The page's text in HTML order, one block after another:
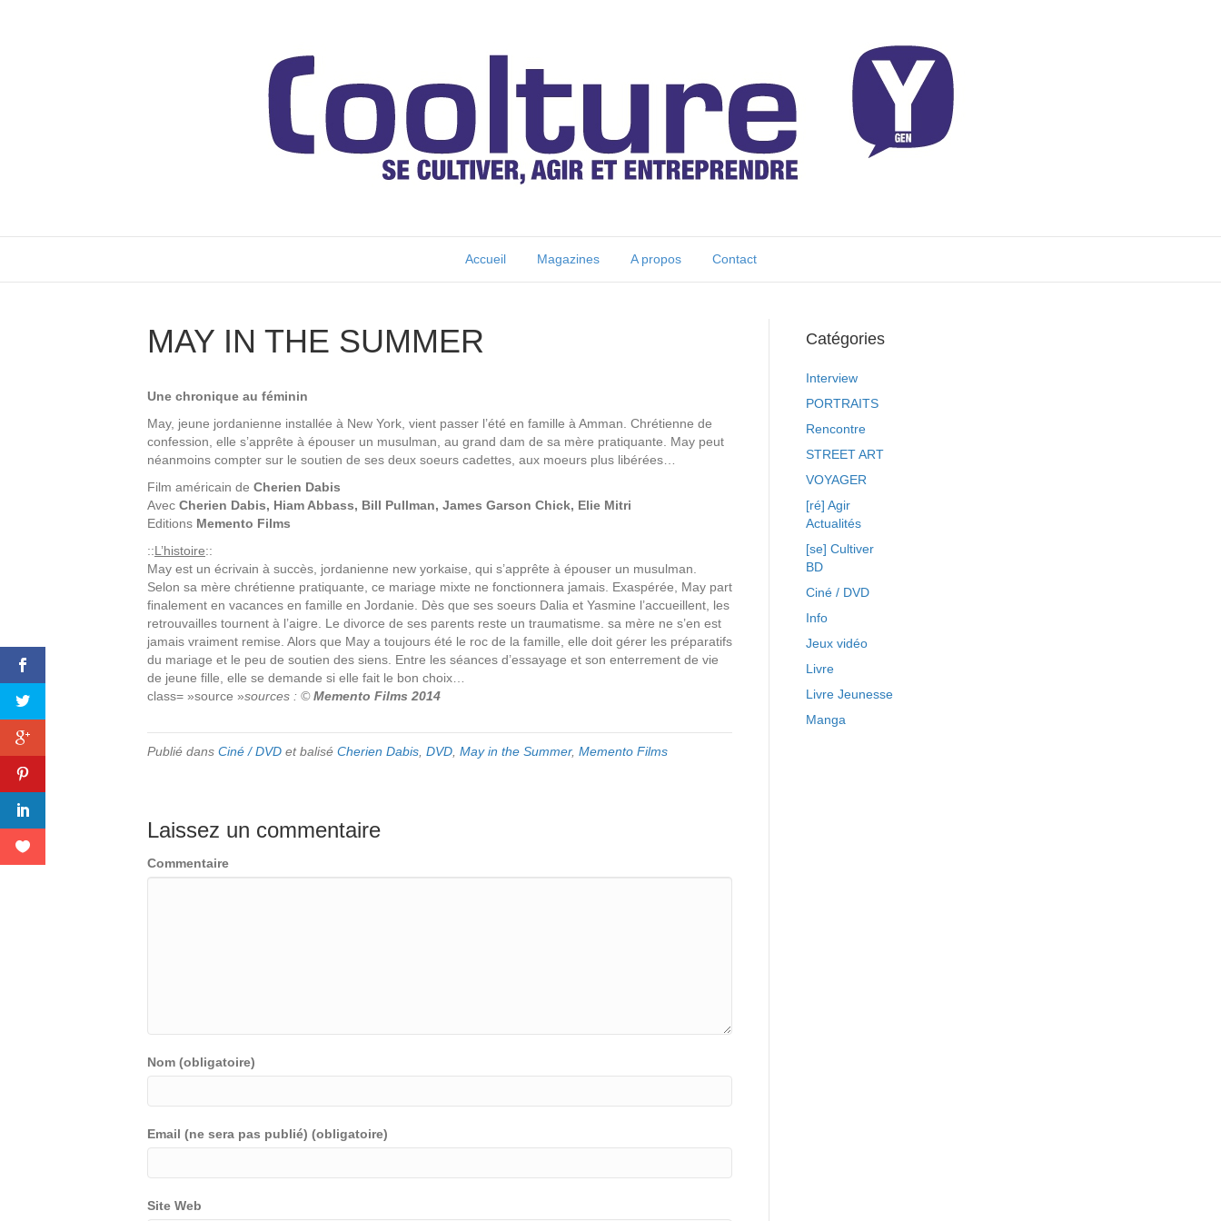
Accueil Magazines A propos Contact
MAY IN THE SUMMER
Une chronique au féminin
May, jeune jordanienne installée à New York, vient passer l’été en famille à Amman. Chrétienne de
confession, elle s’apprête à épouser un musulman, au grand dam de sa mère pratiquante. May peut
néanmoins compter sur le soutien de ses deux soeurs cadettes, aux moeurs plus libérées…
Film américain de Cherien Dabis
Avec Cherien Dabis, Hiam Abbass, Bill Pullman, James Garson Chick, Elie Mitri
Editions Memento Films
::L’histoire::
May est un écrivain à succès, jordanienne new yorkaise, qui s’apprête à épouser un musulman.
Selon sa mère chrétienne pratiquante, ce mariage mixte ne fonctionnera jamais. Exaspérée, May part
finalement en vacances en famille en Jordanie. Dès que ses soeurs Dalia et Yasmine l’accueillent, les
retrouvailles tournent à l’aigre. Le divorce de ses parents reste un traumatisme. sa mère ne s’en est
jamais vraiment remise. Alors que May a toujours été le roc de la famille, elle doit gérer les préparatifs
du mariage et le peu de soutien des siens. Entre les séances d’essayage et son enterrement de vie
de jeune fille, elle se demande si elle fait le bon choix…
class= »source »sources : ©Memento Films 2014
Publié dans Ciné / DVD et balisé Cherien Dabis DVD May in the Summer, Memento Films
Laissez un commentaire
Commentaire
Nom (obligatoire)
Email (ne sera pas publié) (obligatoire)
Site Web
Catégories
Interview
PORTRAITS
Rencontre
STREET ART
VOYAGER
[ré] Agir
Actualités
[se] Cultiver
BD
Ciné / DVD
Info
Jeux vidéo
Livre
Livre Jeunesse
Manga